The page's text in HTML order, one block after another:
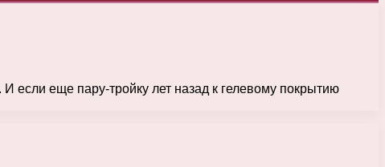
если еще пару-тройку лет назад к гелевому покрытию